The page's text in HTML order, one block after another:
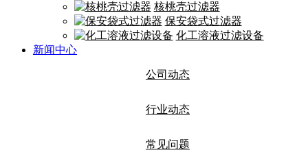
核桃壳过滤器
保安袋式过滤器
化工溶液过滤设备
新闻中心
公司动态
行业动态
常见问题